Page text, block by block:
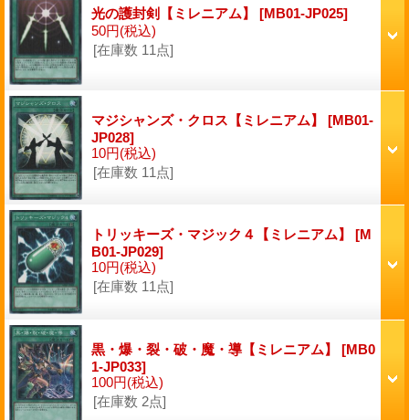
光の護封剣【ミレニアム】 [MB01-JP025]
50円(税込)
[在庫数 11点]
マジシャンズ・クロス【ミレニアム】 [MB01-
JP028]
10円(税込)
[在庫数 11点]
トリッキーズ・マジック４【ミレニアム】 [M
B01-JP029]
10円(税込)
[在庫数 11点]
黒・爆・裂・破・魔・導【ミレニアム】 [MB0
1-JP033]
100円(税込)
[在庫数 2点]